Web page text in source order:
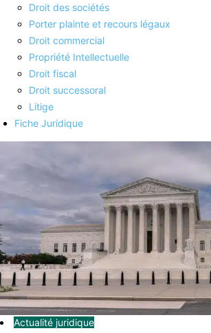
Droit des sociétés
Porter plainte et recours légaux
Droit commercial
Propriété Intellectuelle
Droit fiscal
Droit successoral
Litige
Fiche Juridique
Actualité juridique